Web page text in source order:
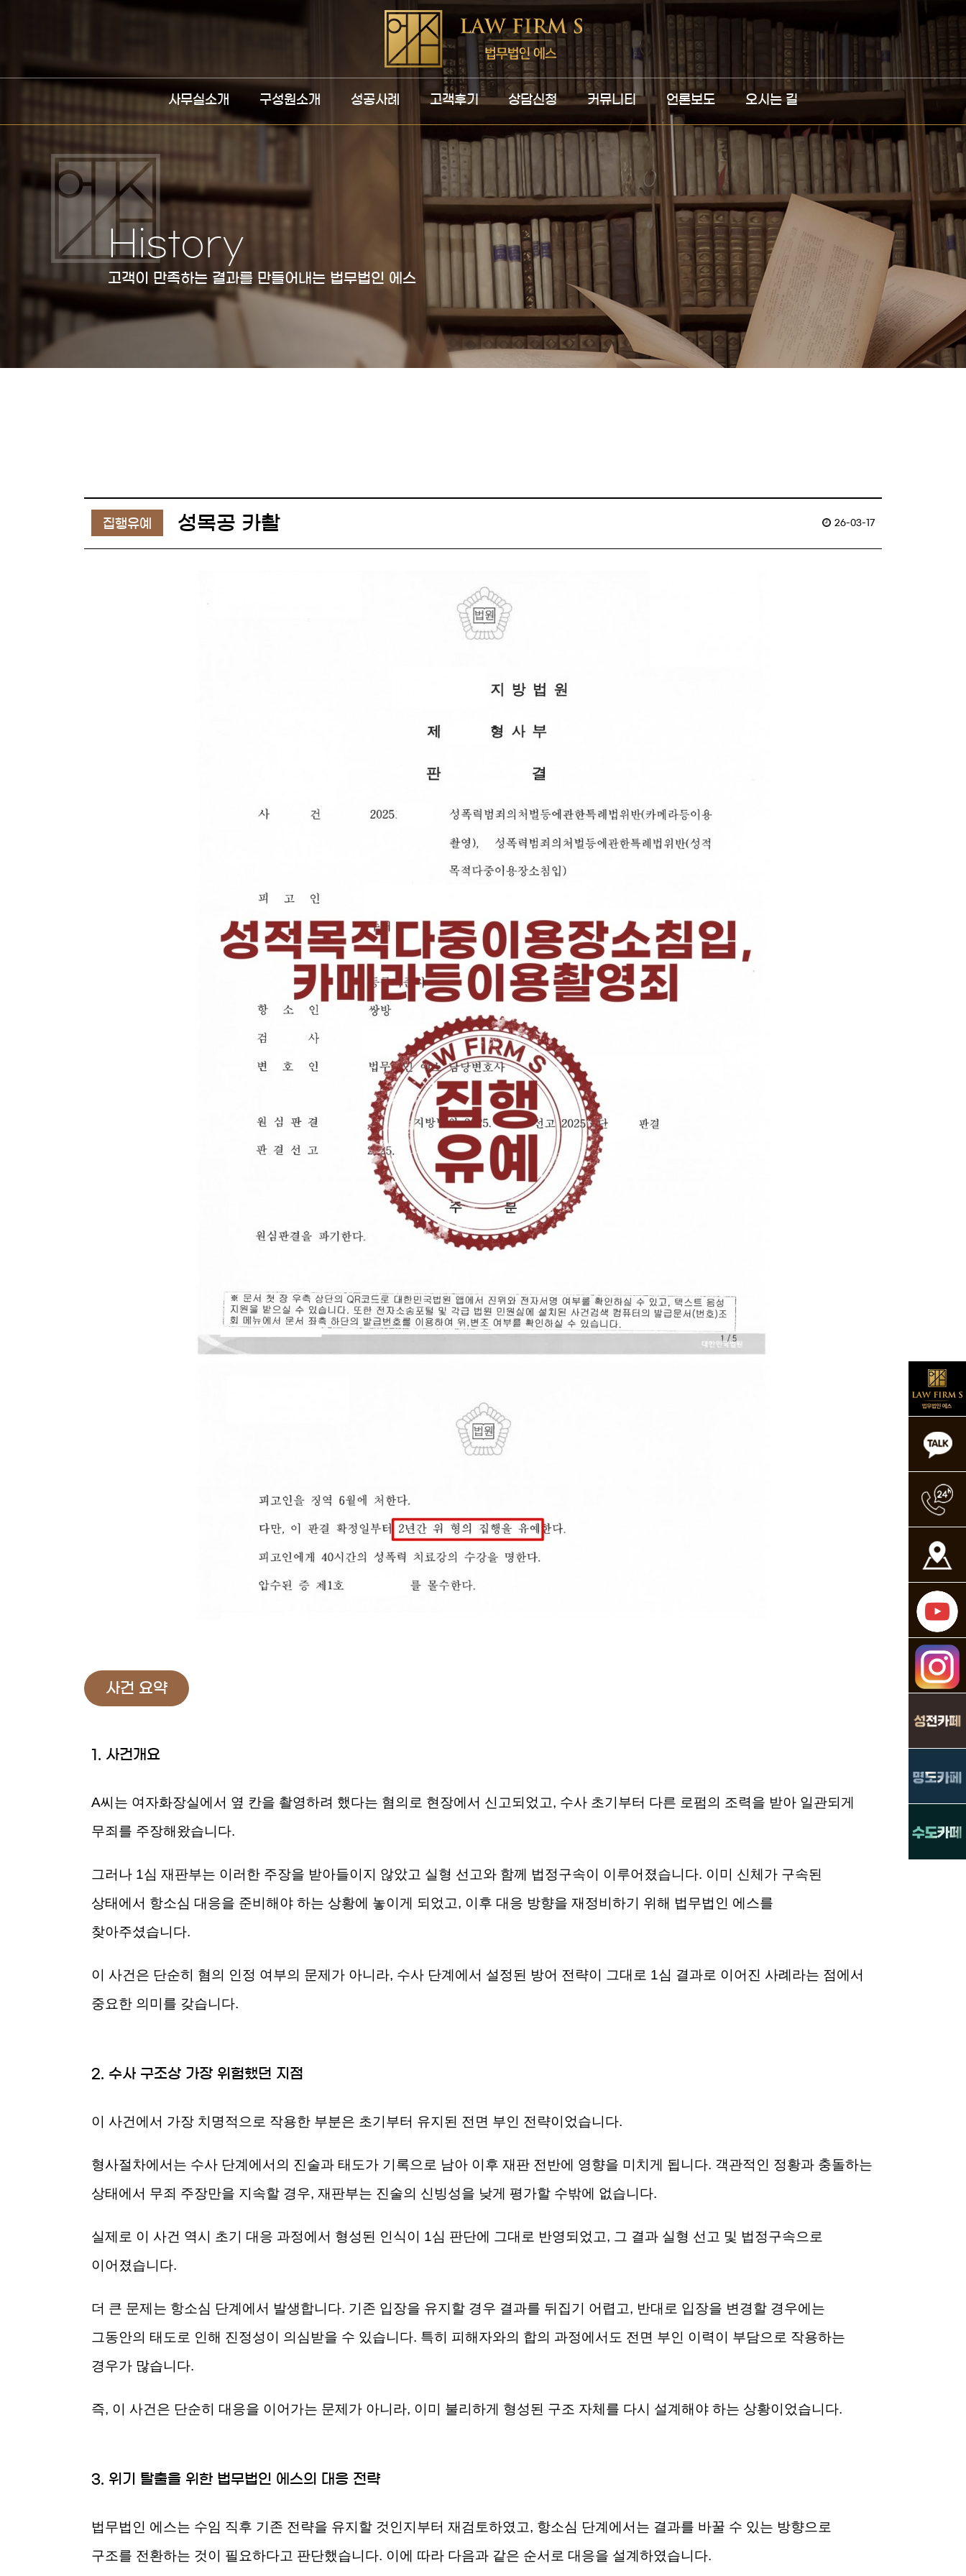
사무실소개 구성원소개 성공사례 고객후기 상담신청 커뮤니티 언론보도 오시는 길
History
고객이 만족하는 결과를 만들어내는 법무법인 에스
집행유예 성목공 카촬 26-03-17
사건 요약
1. 사건개요
A씨는 여자화장실에서 옆 칸을 촬영하려 했다는 혐의로 현장에서 신고되었고, 수사 초기부터 다른 로펌의 조력을 받아 일관되게
무죄를 주장해왔습니다.
그러나 1심 재판부는 이러한 주장을 받아들이지 않았고 실형 선고와 함께 법정구속이 이루어졌습니다. 이미 신체가 구속된
상태에서 항소심 대응을 준비해야 하는 상황에 놓이게 되었고, 이후 대응 방향을 재정비하기 위해 법무법인 에스를
찾아주셨습니다.
이 사건은 단순히 혐의 인정 여부의 문제가 아니라, 수사 단계에서 설정된 방어 전략이 그대로 1심 결과로 이어진 사례라는 점에서
중요한 의미를 갖습니다.
2. 수사 구조상 가장 위험했던 지점
이 사건에서 가장 치명적으로 작용한 부분은 초기부터 유지된 전면 부인 전략이었습니다.
형사절차에서는 수사 단계에서의 진술과 태도가 기록으로 남아 이후 재판 전반에 영향을 미치게 됩니다. 객관적인 정황과 충돌하는
상태에서 무죄 주장만을 지속할 경우, 재판부는 진술의 신빙성을 낮게 평가할 수밖에 없습니다.
실제로 이 사건 역시 초기 대응 과정에서 형성된 인식이 1심 판단에 그대로 반영되었고, 그 결과 실형 선고 및 법정구속으로
이어졌습니다.
더 큰 문제는 항소심 단계에서 발생합니다. 기존 입장을 유지할 경우 결과를 뒤집기 어렵고, 반대로 입장을 변경할 경우에는
그동안의 태도로 인해 진정성이 의심받을 수 있습니다. 특히 피해자와의 합의 과정에서도 전면 부인 이력이 부담으로 작용하는
경우가 많습니다.
즉, 이 사건은 단순히 대응을 이어가는 문제가 아니라, 이미 불리하게 형성된 구조 자체를 다시 설계해야 하는 상황이었습니다.
3. 위기 탈출을 위한 법무법인 에스의 대응 전략
법무법인 에스는 수임 직후 기존 전략을 유지할 것인지부터 재검토하였고, 항소심 단계에서는 결과를 바꿀 수 있는 방향으로
구조를 전환하는 것이 필요하다고 판단했습니다. 이에 따라 다음과 같은 순서로 대응을 설계하였습니다.